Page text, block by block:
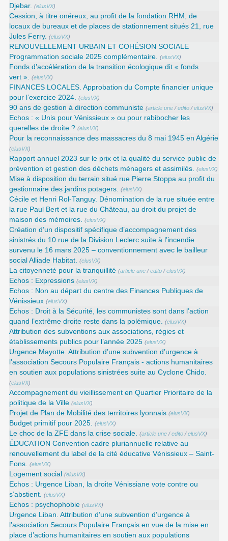
Djebar. (elusVX)
Cession, à titre onéreux, au profit de la fondation RHM, de
locaux de bureaux et de places de stationnement situés 21, rue
Jules Ferry. (elusVX)
RENOUVELLEMENT URBAIN ET COHÉSION SOCIALE
Programmation sociale 2025 complémentaire. (elusVX)
Fonds d’accélération de la transition écologique dit « fonds
vert ». (elusVX)
FINANCES LOCALES. Approbation du Compte financier unique
pour l’exercice 2024. (elusVX)
90 ans de gestion à direction communiste (article une /edito /elusVX)
Echos : « Unis pour Vénissieux » ou pour rabibocher les
querelles de droite ? (elusVX)
Pour la reconnaissance des massacres du 8 mai 1945 en Algérie
(elusVX)
Rapport annuel 2023 sur le prix et la qualité du service public de
prévention et gestion des déchets ménagers et assimilés. (elusVX)
Mise à disposition du terrain situé rue Pierre Stoppa au profit du
gestionnaire des jardins potagers. (elusVX)
Cécile et Henri Rol-Tanguy. Dénomination de la rue située entre
la rue Paul Bert et la rue du Château, au droit du projet de
maison des mémoires. (elusVX)
Création d’un dispositif spécifique d’accompagnement des
sinistrés du 10 rue de la Division Leclerc suite à l’incendie
survenu le 16 mars 2025 – conventionnement avec le bailleur
social Alliade Habitat. (elusVX)
La citoyenneté pour la tranquillité (article une /edito /elusVX)
Echos : Expressions (elusVX)
Echos : Non au départ du centre des Finances Publiques de
Vénissieux (elusVX)
Echos : Droit à la Sécurité, les communistes sont dans l’action
quand l’extrême droite reste dans la polémique. (elusVX)
Attribution des subventions aux associations, régies et
établissements publics pour l’année 2025 (elusVX)
Urgence Mayotte. Attribution d’une subvention d’urgence à
l’association Secours Populaire Français - actions humanitaires
en soutien aux populations sinistrées suite au Cyclone Chido.
(elusVX)
Accompagnement du vieillissement en Quartier Prioritaire de la
politique de la Ville (elusVX)
Projet de Plan de Mobilité des territoires lyonnais (elusVX)
Budget primitif pour 2025. (elusVX)
Le choc de la ZFE dans la crise sociale. (article une /edito /elusVX)
ÉDUCATION Convention cadre pluriannuelle relative au
renouvellement du label de la cité éducative Vénissieux – Saint-
Fons. (elusVX)
Logement social (elusVX)
Echos : Urgence Liban, la droite Vénissiane vote contre ou
s’abstient. (elusVX)
Echos : psychophobie (elusVX)
Urgence Liban. Attribution d’une subvention d’urgence à
l’association Secours Populaire Français en vue de la mise en
place d’actions humanitaires en soutien aux populations